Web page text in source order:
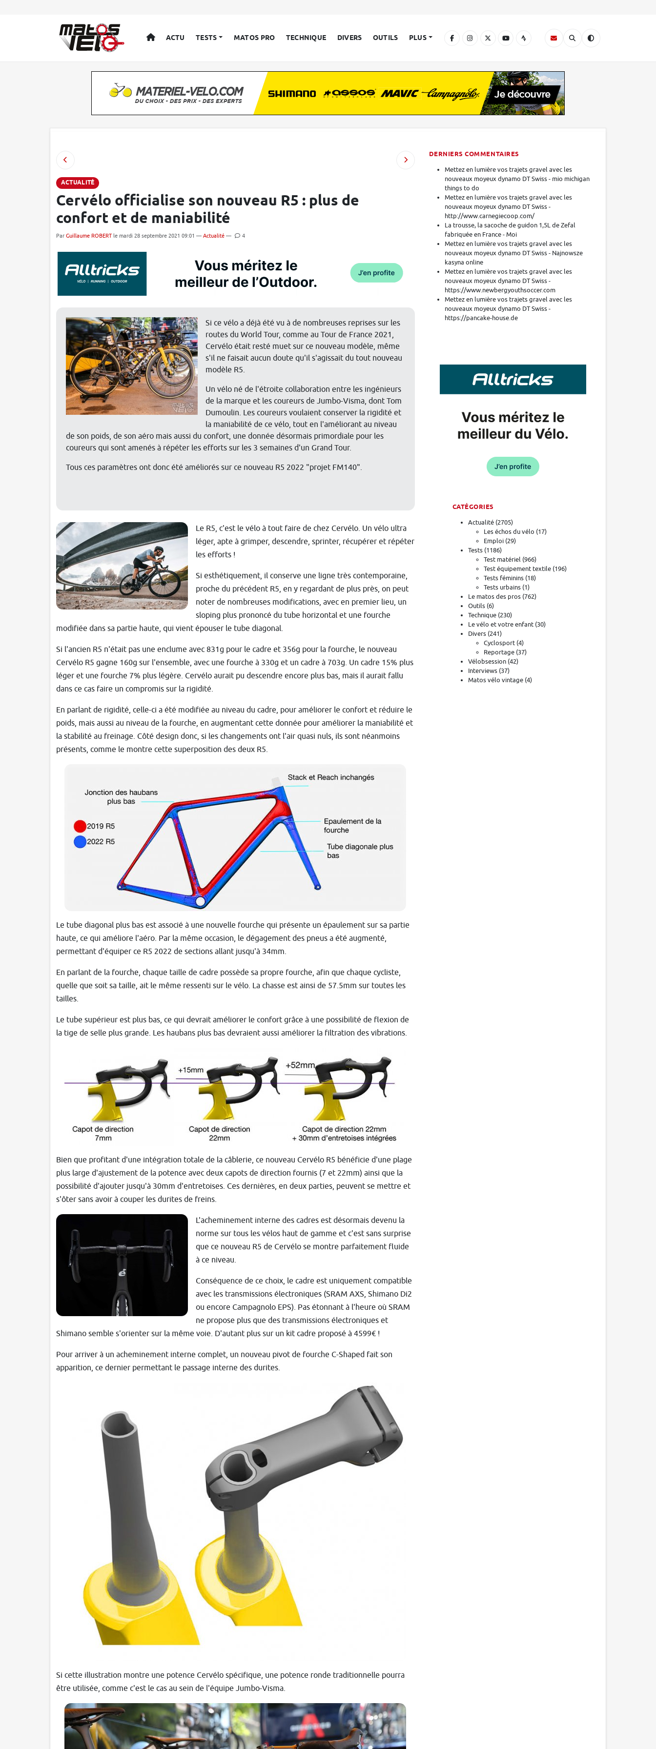
ACCUEIL
ACTU TESTS MATOS PRO TECHNIQUE DIVERS OUTILS PLUS
ACTUALITÉ
Cervélo officialise son nouveau R5 : plus de
confort et de maniabilité
Par Guillaume ROBERT le mardi 28 septembre 2021 09:01 — Actualité — 4
Si ce vélo a déjà été vu à de nombreuses reprises sur les
routes du World Tour, comme au Tour de France 2021,
Cervélo était resté muet sur ce nouveau modèle, même
s'il ne faisait aucun doute qu'il s'agissait du tout nouveau
modèle R5.
Un vélo né de l'étroite collaboration entre les ingénieurs
de la marque et les coureurs de Jumbo-Visma, dont Tom
Dumoulin. Les coureurs voulaient conserver la rigidité et
la maniabilité de ce vélo, tout en l'améliorant au niveau
de son poids, de son aéro mais aussi du confort, une donnée désormais primordiale pour les
coureurs qui sont amenés à répéter les efforts sur les 3 semaines d'un Grand Tour.
Tous ces paramètres ont donc été améliorés sur ce nouveau R5 2022 "projet FM140".
Le R5, c'est le vélo à tout faire de chez Cervélo. Un vélo ultra
léger, apte à grimper, descendre, sprinter, récupérer et répéter
les efforts !
Si esthétiquement, il conserve une ligne très contemporaine,
proche du précédent R5, en y regardant de plus près, on peut
noter de nombreuses modifications, avec en premier lieu, un
sloping plus prononcé du tube horizontal et une fourche
modifiée dans sa partie haute, qui vient épouser le tube diagonal.
Si l'ancien R5 n'était pas une enclume avec 831g pour le cadre et 356g pour la fourche, le nouveau
Cervélo R5 gagne 160g sur l'ensemble, avec une fourche à 330g et un cadre à 703g. Un cadre 15% plus
léger et une fourche 7% plus légère. Cervélo aurait pu descendre encore plus bas, mais il aurait fallu
dans ce cas faire un compromis sur la rigidité.
En parlant de rigidité, celle-ci a été modifiée au niveau du cadre, pour améliorer le confort et réduire le
poids, mais aussi au niveau de la fourche, en augmentant cette donnée pour améliorer la maniabilité et
la stabilité au freinage. Côté design donc, si les changements ont l'air quasi nuls, ils sont néanmoins
présents, comme le montre cette superposition des deux R5.
Le tube diagonal plus bas est associé à une nouvelle fourche qui présente un épaulement sur sa partie
haute, ce qui améliore l'aéro. Par la même occasion, le dégagement des pneus a été augmenté,
permettant d'équiper ce R5 2022 de sections allant jusqu'à 34mm.
En parlant de la fourche, chaque taille de cadre possède sa propre fourche, afin que chaque cycliste,
quelle que soit sa taille, ait le même ressenti sur le vélo. La chasse est ainsi de 57.5mm sur toutes les
tailles.
Le tube supérieur est plus bas, ce qui devrait améliorer le confort grâce à une possibilité de flexion de
la tige de selle plus grande. Les haubans plus bas devraient aussi améliorer la filtration des vibrations.
Bien que profitant d'une intégration totale de la câblerie, ce nouveau Cervélo R5 bénéficie d'une plage
plus large d'ajustement de la potence avec deux capots de direction fournis (7 et 22mm) ainsi que la
possibilité d'ajouter jusqu'à 30mm d'entretoises. Ces dernières, en deux parties, peuvent se mettre et
s'ôter sans avoir à couper les durites de freins.
L'acheminement interne des cadres est désormais devenu la
norme sur tous les vélos haut de gamme et c'est sans surprise
que ce nouveau R5 de Cervélo se montre parfaitement fluide
à ce niveau.
Conséquence de ce choix, le cadre est uniquement compatible
avec les transmissions électroniques (SRAM AXS, Shimano Di2
ou encore Campagnolo EPS). Pas étonnant à l'heure où SRAM
ne propose plus que des transmissions électroniques et
Shimano semble s'orienter sur la même voie. D'autant plus sur un kit cadre proposé à 4599€ !
Pour arriver à un acheminement interne complet, un nouveau pivot de fourche C-Shaped fait son
apparition, ce dernier permettant le passage interne des durites.
Si cette illustration montre une potence Cervélo spécifique, une potence ronde traditionnelle pourra
être utilisée, comme c'est le cas au sein de l'équipe Jumbo-Visma.
DERNIERS COMMENTAIRES
Mettez en lumière vos trajets gravel avec les
nouveaux moyeux dynamo DT Swiss - mio michigan
things to do
Mettez en lumière vos trajets gravel avec les
nouveaux moyeux dynamo DT Swiss -
http://www.carnegiecoop.com/
La trousse, la sacoche de guidon 1,5L de Zefal
fabriquée en France - Moi
Mettez en lumière vos trajets gravel avec les
nouveaux moyeux dynamo DT Swiss - Najnowsze
kasyna online
Mettez en lumière vos trajets gravel avec les
nouveaux moyeux dynamo DT Swiss -
https://www.newbergyouthsoccer.com
Mettez en lumière vos trajets gravel avec les
nouveaux moyeux dynamo DT Swiss -
https://pancake-house.de
CATÉGORIES
Actualité (2705)
Les échos du vélo (17)
Emploi (29)
Tests (1186)
Test matériel (966)
Test équipement textile (196)
Tests féminins (18)
Tests urbains (1)
Le matos des pros (762)
Outils (6)
Technique (230)
Le vélo et votre enfant (30)
Divers (241)
Cyclosport (4)
Reportage (37)
Vélobsession (42)
Interviews (37)
Matos vélo vintage (4)